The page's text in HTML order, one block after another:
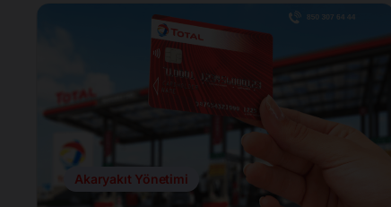
Akaryakıt Yönetimi